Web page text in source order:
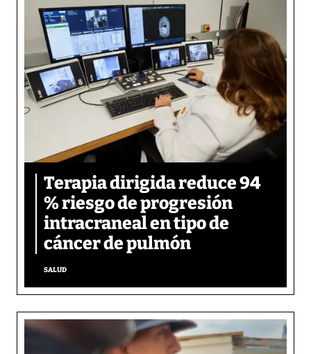
Terapia dirigida reduce 94
% riesgo de progresión
intracraneal en tipo de
cáncer de pulmón
SALUD